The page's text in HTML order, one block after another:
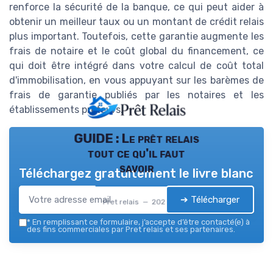
renforce la sécurité de la banque, ce qui peut aider à
obtenir un meilleur taux ou un montant de crédit relais
plus important. Toutefois, cette garantie augmente les
frais de notaire et le coût global du financement, ce
qui doit être intégré dans votre calcul de coût total
d'immobilisation, en vous appuyant sur les barèmes de
frais de garantie publiés par les notaires et les
établissements prêteurs.
GUIDE : Le prêt relais
tout ce qu'il faut
savoir
Pret relais — 2026
Téléchargez gratuitement le livre blanc
➔ Télécharger
* En remplissant ce formulaire, j’accepte d’être contacté(e) à
des fins commerciales par Pret relais et ses partenaires.